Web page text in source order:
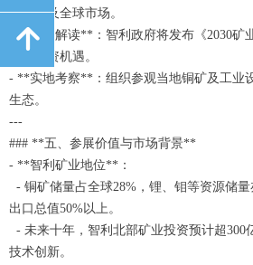
拓拉美及全球市场。
- **政策解读**：智利政府将发布《2030矿
释放投资机遇。
- **实地考察**：组织参观当地铜矿及工业
生态。
---
### **五、参展价值与市场背景**
- **智利矿业地位**：
- 铜矿储量占全球28%，锂、钼等资源储
出口总值50%以上。
- 未来十年，智利北部矿业投资预计超300
技术创新。
녕